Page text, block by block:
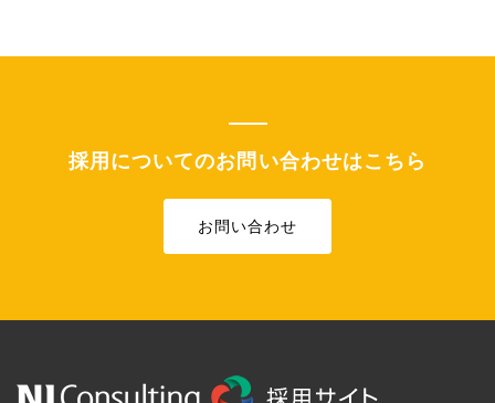
採用についてのお問い合わせはこちら
お問い合わせ